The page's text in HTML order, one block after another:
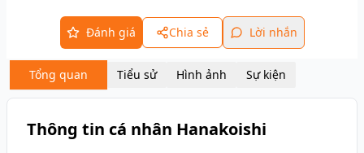
Đánh giá Chia sẻ Lời nhắn
Tổng quan Tiểu sử Hình ảnh Sự kiện
Thông tin cá nhân Hanakoishi